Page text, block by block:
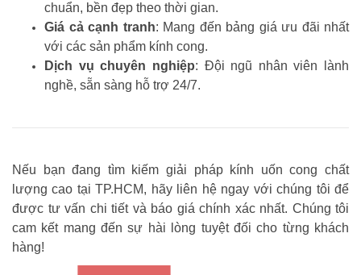
chuẩn, bền đẹp theo thời gian.
Giá cả cạnh tranh: Mang đến bảng giá ưu đãi nhất
với các sản phẩm kính cong.
Dịch vụ chuyên nghiệp: Đội ngũ nhân viên lành
nghề, sẵn sàng hỗ trợ 24/7.
Nếu bạn đang tìm kiếm giải pháp kính uốn cong chất
lượng cao tại TP.HCM, hãy liên hệ ngay với chúng tôi để
được tư vấn chi tiết và báo giá chính xác nhất. Chúng tôi
cam kết mang đến sự hài lòng tuyệt đối cho từng khách
hàng!